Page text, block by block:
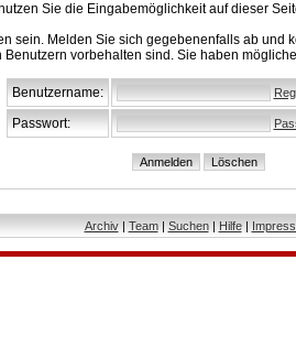
Sie die Eingabemöglichkeit auf dieser
sein. Melden Sie sich gegebenenfalls ab und
Benutzern vorbehalten sind. Sie haben
Benutzername:
Passwort:
Archiv| Team| Suchen| Hilfe|